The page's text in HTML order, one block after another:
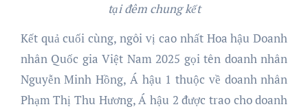
tại đêm chung kết
Kết quả cuối cùng, ngôi vị cao nhất Hoa hậu Doanh
nhân Quốc gia Việt Nam 2025 gọi tên doanh nhân
Nguyễn Minh Hồng, Á hậu 1 thuộc về doanh nhân
Phạm Thị Thu Hương, Á hậu 2 được trao cho doanh